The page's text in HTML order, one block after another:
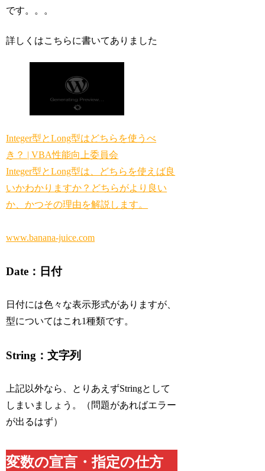
です。。。
詳しくはこちらに書いてありました
Integer型とLong型はどちらを使うべ
き？ | VBA性能向上委員会
Integer型とLong型は、どちらを使えば良
いかわかりますか？どちらがより良い
か、かつその理由を解説します。
www.banana-juice.com
Date：日付
日付には色々な表示形式がありますが、
型についてはこれ1種類です。
String：文字列
上記以外なら、とりあえずStringとして
しまいましょう。（問題があればエラー
が出るはず）
変数の宣言・指定の仕方